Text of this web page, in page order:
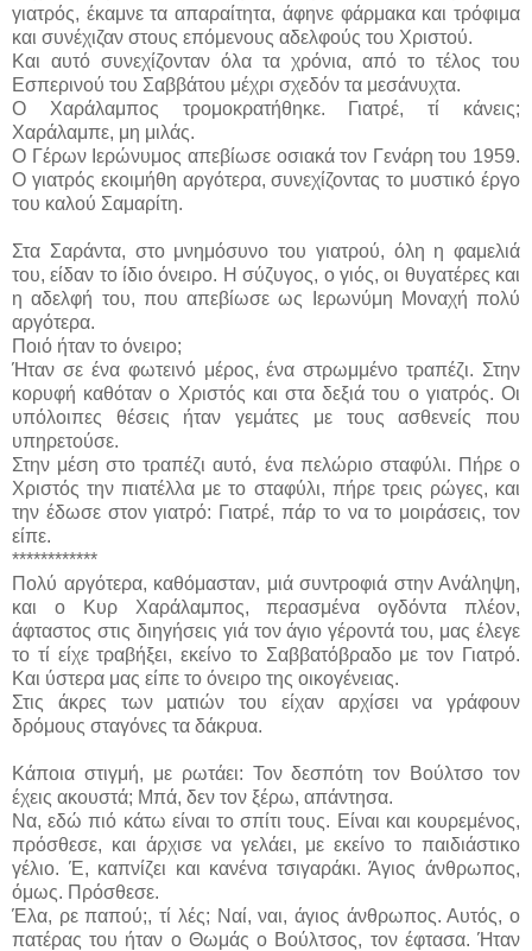
γιατρός, έκαμνε τα απαραίτητα, άφηνε φάρμακα και τρόφιμα
και συνέχιζαν στους επόμενους αδελφούς του Χριστού.
Και αυτό συνεχίζονταν όλα τα χρόνια, από το τέλος του
Εσπερινού του Σαββάτου μέχρι σχεδόν τα μεσάνυχτα.
Ο Χαράλαμπος τρομοκρατήθηκε. Γιατρέ, τί κάνεις;
Χαράλαμπε, μη μιλάς.
Ο Γέρων Ιερώνυμος απεβίωσε οσιακά τον Γενάρη του 1959.
Ο γιατρός εκοιμήθη αργότερα, συνεχίζοντας το μυστικό έργο
του καλού Σαμαρίτη.
Στα Σαράντα, στο μνημόσυνο του γιατρού, όλη η φαμελιά
του, είδαν το ίδιο όνειρο. Η σύζυγος, ο γιός, οι θυγατέρες και
η αδελφή του, που απεβίωσε ως Ιερωνύμη Μοναχή πολύ
αργότερα.
Ποιό ήταν το όνειρο;
Ήταν σε ένα φωτεινό μέρος, ένα στρωμμένο τραπέζι. Στην
κορυφή καθόταν ο Χριστός και στα δεξιά του ο γιατρός. Οι
υπόλοιπες θέσεις ήταν γεμάτες με τους ασθενείς που
υπηρετούσε.
Στην μέση στο τραπέζι αυτό, ένα πελώριο σταφύλι. Πήρε ο
Χριστός την πιατέλλα με το σταφύλι, πήρε τρεις ρώγες, και
την έδωσε στον γιατρό: Γιατρέ, πάρ το να το μοιράσεις, τον
είπε.
************
Πολύ αργότερα, καθόμασταν, μιά συντροφιά στην Ανάληψη,
και ο Κυρ Χαράλαμπος, περασμένα ογδόντα πλέον,
άφταστος στις διηγήσεις γιά τον άγιο γέροντά του, μας έλεγε
το τί είχε τραβήξει, εκείνο το Σαββατόβραδο με τον Γιατρό.
Και ύστερα μας είπε το όνειρο της οικογένειας.
Στις άκρες των ματιών του είχαν αρχίσει να γράφουν
δρόμους σταγόνες τα δάκρυα.
Κάποια στιγμή, με ρωτάει: Τον δεσπότη τον Βούλτσο τον
έχεις ακουστά; Μπά, δεν τον ξέρω, απάντησα.
Να, εδώ πιό κάτω είναι το σπίτι τους. Είναι και κουρεμένος,
πρόσθεσε, και άρχισε να γελάει, με εκείνο το παιδιάστικο
γέλιο. Έ, καπνίζει και κανένα τσιγαράκι. Άγιος άνθρωπος,
όμως. Πρόσθεσε.
Έλα, ρε παπού;, τί λές; Ναί, ναι, άγιος άνθρωπος. Αυτός, ο
πατέρας του ήταν ο Θωμάς ο Βούλτσος, τον έφτασα. Ήταν